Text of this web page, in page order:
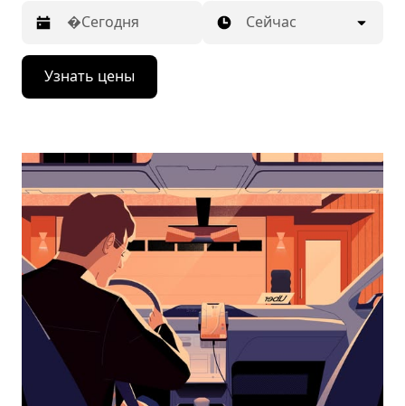
Нажмите
стрелку
вниз,
календарю
выбрать
дату.
Чтобы
закрыть
календарь,
нажмите
Esc.
Сейчас
Узнать цены